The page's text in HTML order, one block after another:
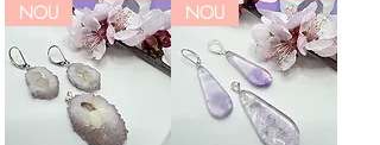
NOU NOU